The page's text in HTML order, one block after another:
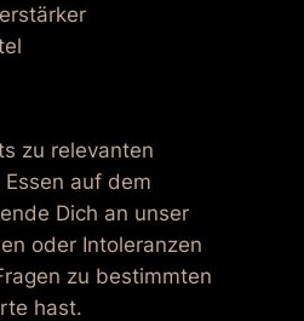
zu relevanten
auf dem
Dich an unser
oder Intoleranzen
zu bestimmten
hast.